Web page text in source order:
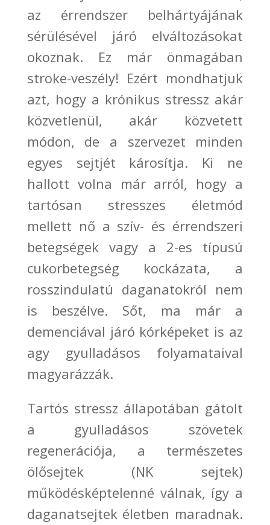
az érrendszer belhártyájának
sérülésével járó elváltozásokat
okoznak. Ez már önmagában
stroke-veszély! Ezért mondhatjuk
azt, hogy a krónikus stressz akár
közvetlenül, akár közvetett
módon, de a szervezet minden
egyes sejtjét károsítja. Ki ne
hallott volna már arról, hogy a
tartósan stresszes életmód
mellett nő a szív- és érrendszeri
betegségek vagy a 2-es típusú
cukorbetegség kockázata, a
rosszindulatú daganatokról nem
is beszélve. Sőt, ma már a
demenciával járó kórképeket is az
agy gyulladásos folyamataival
magyarázzák.
Tartós stressz állapotában gátolt
a gyulladásos szövetek
regenerációja, a természetes
ölősejtek (NK sejtek)
működésképtelenné válnak, így a
daganatsejtek életben maradnak.